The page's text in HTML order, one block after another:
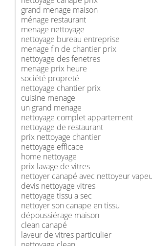
grand menage maison
ménage restaurant
menage nettoyage
nettoyage bureau entreprise
menage fin de chantier prix
nettoyage des fenetres
menage prix heure
société propreté
nettoyage chantier prix
cuisine menage
un grand menage
nettoyage complet appartement
nettoyage de restaurant
prix nettoyage chantier
nettoyage efficace
home nettoyage
prix lavage de vitres
nettoyer canapé avec nettoyeur
devis nettoyage vitres
nettoyage tissu a sec
nettoyer son canape en tissu
dépoussiérage maison
clean canapé
laveur de vitres particulier